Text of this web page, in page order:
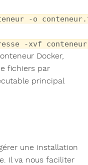
-o
-xvf
Docker,
fichiers par
principal
une installation
Il va nous faciliter